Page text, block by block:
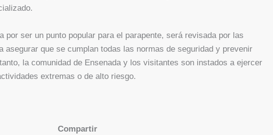
por ser un punto popular para el parapente, será revisada por las
asegurar que se cumplan todas las normas de seguridad y prevenir
la comunidad de Ensenada y los visitantes son instados a ejercer
extremas o de alto riesgo.
Compartir